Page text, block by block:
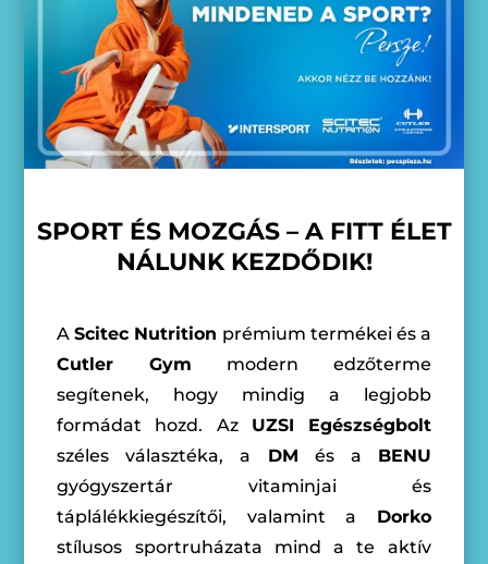
SPORT ÉS MOZGÁS – A FITT ÉLET
NÁLUNK KEZDŐDIK!
AScitec Nutrition prémium termékei és a
Cutler Gym modern edzőterme
segítenek, hogy mindig a legjobb
formádat hozd. Az UZSI Egészségbolt
széles választéka, a DM és a BENU
gyógyszertár vitaminjai és
táplálékkiegészítői, valamint a Dorko
stílusos sportruházata mind a te aktív